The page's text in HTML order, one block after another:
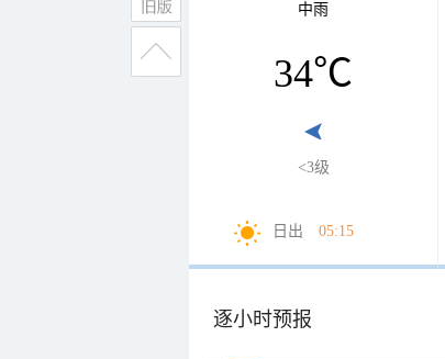
中雨
34℃
<3级
日出 05:15
逐小时预报